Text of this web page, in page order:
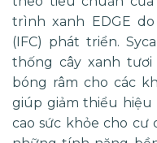
trình xanh EDGE
(IFC) phát triển.
thống cây xanh
bóng râm cho các
giúp giảm thiểu hiệu
cao sức khỏe cho cư